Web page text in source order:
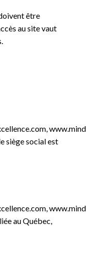
être
au site vaut
siège social est
au Québec,